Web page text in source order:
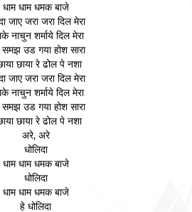
धाम धाम धमक बाजे
जाए जरा जरा दिल मेरा
नाचुन शर्माये दिल मेरा
उड गया होश सारा
छाया रे ढोल पे नशा
जाए जरा जरा दिल मेरा
नाचुन शर्माये दिल मेरा
उड गया होश सारा
छाया रे ढोल पे नशा
अरे, अरे
धोलिदा
धाम धाम धमक बाजे
धोलिदा
धाम धाम धमक बाजे
हे धोलिदा